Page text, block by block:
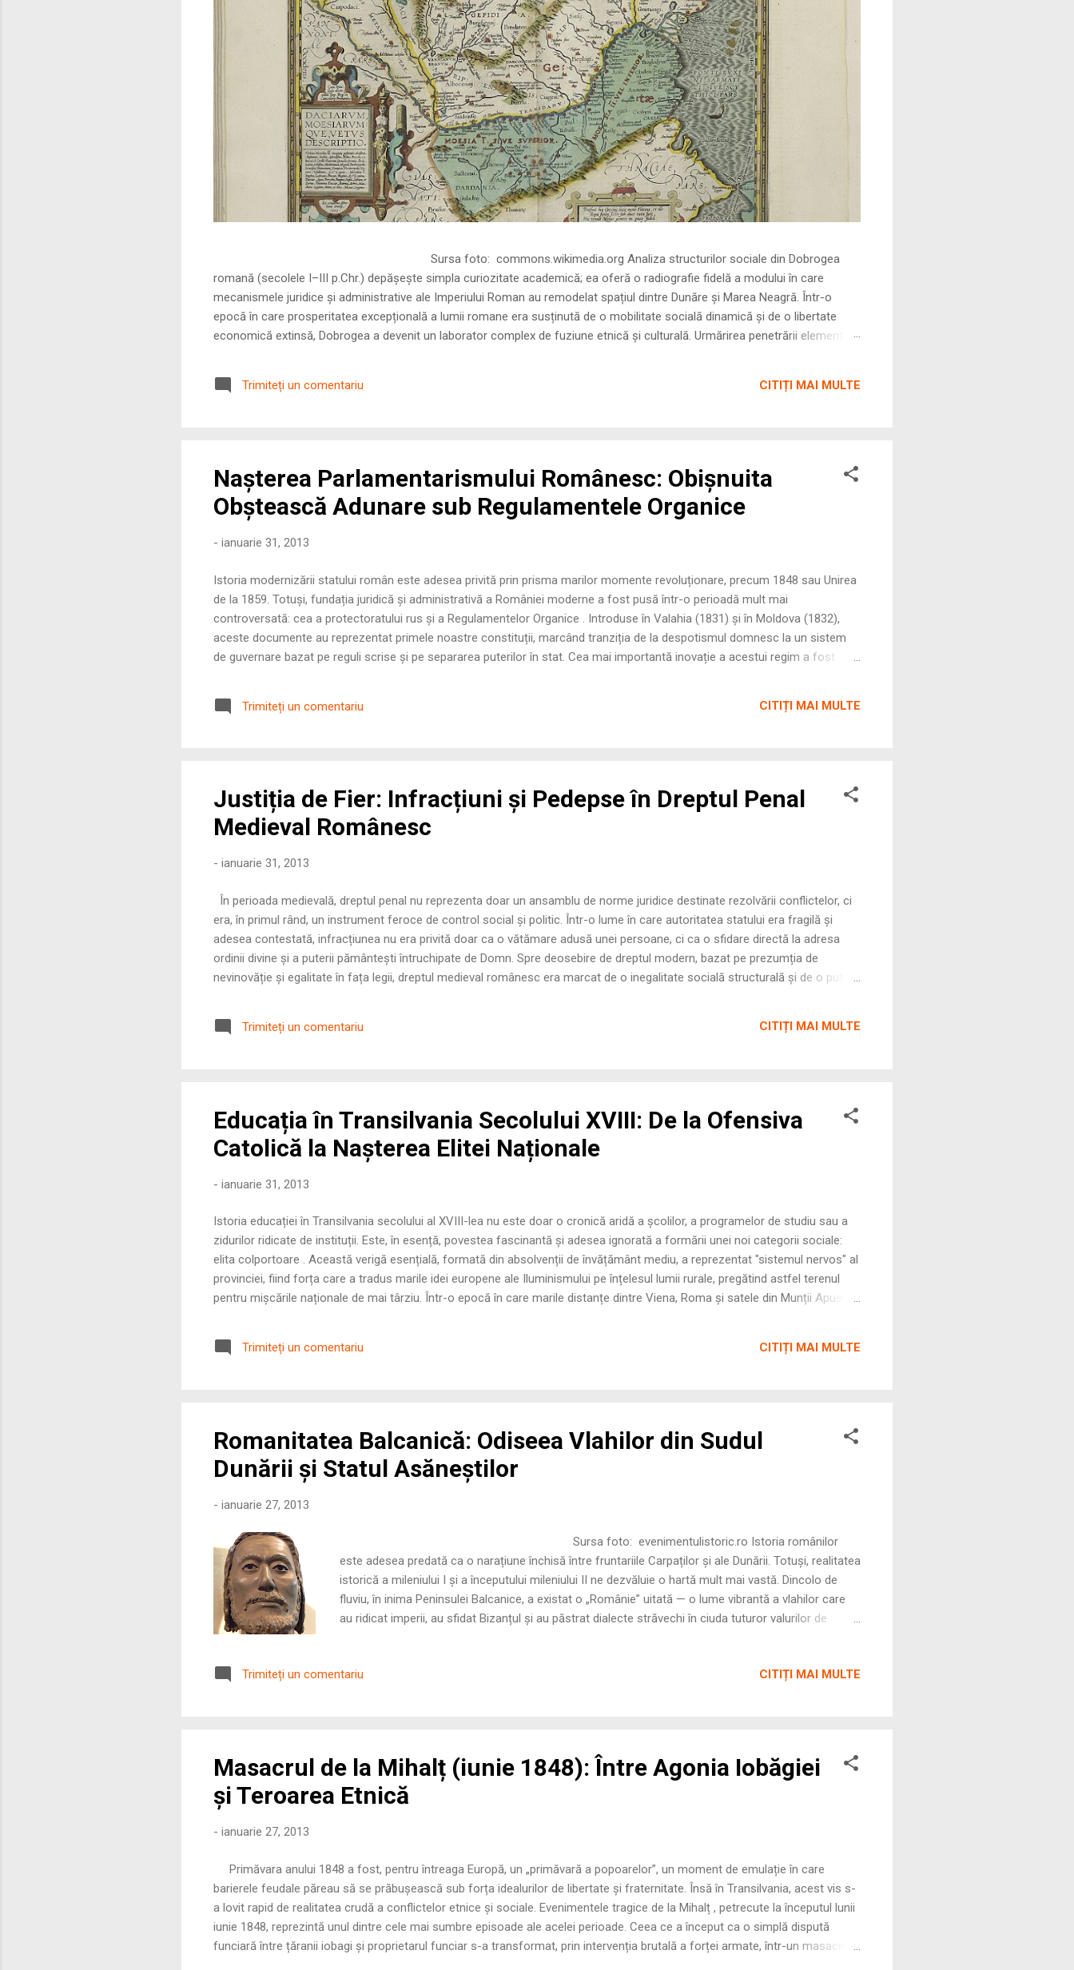
Sursa foto: commons.wikimedia.org Analiza structurilor sociale din Dobrogea
romană (secolele I–III p.Chr.) depășește simpla curiozitate academică; ea oferă o radiografie fidelă a modului în care
mecanismele juridice și administrative ale Imperiului Roman au remodelat spațiul dintre Dunăre și Marea Neagră. Într-o
epocă în care prosperitatea excepțională a lumii romane era susținută de o mobilitate socială dinamică și de o libertate
economică extinsă, Dobrogea a devenit un laborator complex de fuziune etnică și culturală. Urmărirea penetrării elementului
precizie profunzimea și ritmul procesului de rom...
Trimiteți un comentariu CITIȚI MAI MULTE
Nașterea Parlamentarismului Românesc: Obișnuita
Obștească Adunare sub Regulamentele Organice
- ianuarie 31, 2013
Istoria modernizării statului român este adesea privită prin prisma marilor momente revoluționare, precum 1848 sau Unirea
de la 1859. Totuși, fundația juridică și administrativă a României moderne a fost pusă într-o perioadă mult mai
controversată: cea a protectoratului rus și a Regulamentelor Organice . Introduse în Valahia (1831) și în Moldova (1832),
aceste documente au reprezentat primele noastre constituții, marcând tranziția de la despotismul domnesc la un sistem
de guvernare bazat pe reguli scrise și pe separarea puterilor în stat. Cea mai importantă inovație a acestui regim a fost
și partajată cu un organ reprezentativ, punându-se astfel bazele procesului legislativ modern. 1. Structura și Componența:
Trimiteți un comentariu CITIȚI MAI MULTE
Justiția de Fier: Infracțiuni și Pedepse în Dreptul Penal
Medieval Românesc
- ianuarie 31, 2013
În perioada medievală, dreptul penal nu reprezenta doar un ansamblu de norme juridice destinate rezolvării conflictelor, ci
era, în primul rând, un instrument feroce de control social și politic. Într-o lume în care autoritatea statului era fragilă și
adesea contestată, infracțiunea nu era privită doar ca o vătămare adusă unei persoane, ci ca o sfidare directă la adresa
ordinii divine și a puterii pământești întruchipate de Domn. Spre deosebire de dreptul modern, bazat pe prezumția de
nevinovăție și egalitate în fața legii, dreptul medieval românesc era marcat de o inegalitate socială structurală și de o putere
cele mai multe ori, brutală. 1. Trăsăturile Pedepsei Medievale: Între Intimidare și Venit Sistemul de sancțiuni, regăsit atât în
„obiceiul pământului” (dreptul cutumiar), cât și în primele pravile scrise (precum Pravila lui Vasile Lupu sau Îndrept...
Trimiteți un comentariu CITIȚI MAI MULTE
Educația în Transilvania Secolului XVIII: De la Ofensiva
Catolică la Nașterea Elitei Naționale
- ianuarie 31, 2013
Istoria educației în Transilvania secolului al XVIII-lea nu este doar o cronică aridă a școlilor, a programelor de studiu sau a
zidurilor ridicate de instituții. Este, în esență, povestea fascinantă și adesea ignorată a formării unei noi categorii sociale:
elita colportoare . Această verigă esențială, formată din absolvenții de învățământ mediu, a reprezentat "sistemul nervos" al
provinciei, fiind forța care a tradus marile idei europene ale Iluminismului pe înțelesul lumii rurale, pregătind astfel terenul
pentru mișcările naționale de mai târziu. Într-o epocă în care marile distanțe dintre Viena, Roma și satele din Munții Apuseni
complexe ale unei Transilvanii multietnice și multiconfesionale. 1. Elita Colportoare: Veriga de Legătură a Societății În vârful
piramidei intelectuale se aflau marii creatori de cultură — acei puțini privilegiați care studias...
Trimiteți un comentariu CITIȚI MAI MULTE
Romanitatea Balcanică: Odiseea Vlahilor din Sudul
Dunării și Statul Asăneștilor
- ianuarie 27, 2013
Sursa foto: evenimentulistoric.ro Istoria românilor
este adesea predată ca o narațiune închisă între fruntariile Carpaților și ale Dunării. Totuși, realitatea
istorică a mileniului I și a începutului mileniului II ne dezvăluie o hartă mult mai vastă. Dincolo de
fluviu, în inima Peninsulei Balcanice, a existat o „Românie” uitată — o lume vibrantă a vlahilor care
au ridicat imperii, au sfidat Bizanțul și au păstrat dialecte străvechi în ciuda tuturor valurilor de
lingvistică. Această invazie a divizat unitatea ro...
Trimiteți un comentariu CITIȚI MAI MULTE
Masacrul de la Mihalț (iunie 1848): Între Agonia Iobăgiei
și Teroarea Etnică
- ianuarie 27, 2013
Primăvara anului 1848 a fost, pentru întreaga Europă, un „primăvară a popoarelor”, un moment de emulație în care
barierele feudale păreau să se prăbușească sub forța idealurilor de libertate și fraternitate. Însă în Transilvania, acest vis s-
a lovit rapid de realitatea crudă a conflictelor etnice și sociale. Evenimentele tragice de la Mihalț , petrecute la începutul lunii
iunie 1848, reprezintă unul dintre cele mai sumbre episoade ale acelei perioade. Ceea ce a început ca o simplă dispută
funciară între țăranii iobagi și proprietarul funciar s-a transformat, prin intervenția brutală a forței armate, într-un masacru